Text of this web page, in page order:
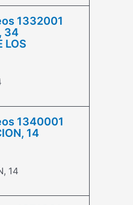
1332001
34
LOS
1340001
14
14